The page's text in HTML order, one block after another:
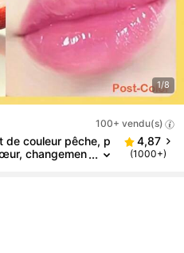
1/8
100+ vendu(s)
de couleur pêche, p
changemen
les essentiels d
lèvres d'été
4,87
(1000+)